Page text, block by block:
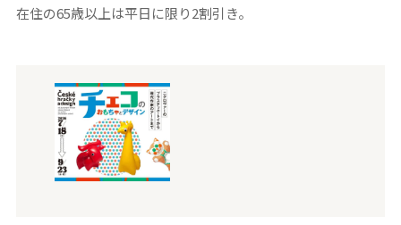
在住の65歳以上は平日に限り2割引き。